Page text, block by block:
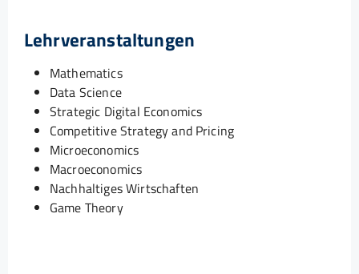
Lehrveranstaltungen
Mathematics
Data Science
Strategic Digital Economics
Competitive Strategy and Pricing
Microeconomics
Macroeconomics
Nachhaltiges Wirtschaften
Game Theory